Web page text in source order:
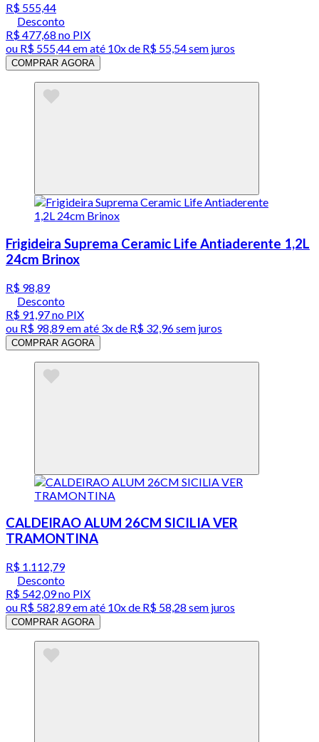
R$ 555,44
Desconto
R$ 477,68 no PIX
ou R$ 555,44em até 10x de R$ 55,54 sem juros
COMPRAR AGORA
Frigideira Suprema Ceramic Life Antiaderente 1,2L
24cm Brinox
R$ 98,89
Desconto
R$ 91,97no PIX
ou R$ 98,89em até 3x de R$ 32,96 sem juros
COMPRAR AGORA
CALDEIRAO ALUM 26CM SICILIA VER
TRAMONTINA
R$ 1.112,79
Desconto
R$ 542,09no PIX
ou R$ 582,89em até 10x de R$ 58,28 sem juros
COMPRAR AGORA